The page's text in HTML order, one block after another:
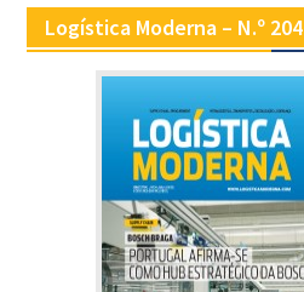
Logística Moderna – N.º 204